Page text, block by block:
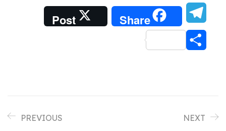
Link
Telegram
Share
Post
PREVIOUS NEXT